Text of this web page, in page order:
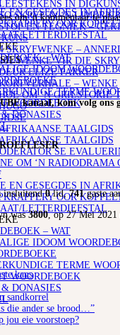
EN GESEGDES IN
OOR
LETTERDIEFSTAL
– WAT
IDOOM
TERME
WOORDEBOEK
DONASIES
IN
SKRYF JY ‘N
EN TEGNIEK –
SKRYFWENKE –
WENKE VIR DIE
ELIZE PARKER
– WENKE
OM ‘N GRILSTORIE
TAALGIDS
AFRIKAANSE TAALGIDS
SE
OM ‘N RADIODRAMA
EN GESEGDES IN
OOR
LETTERDIEFSTAL
– WAT
IDOOM
TERME
WOORDEBOEK
DONASIES
om 'n kommentaar te
kanaal, kom volg ons
insluitend0lid,741gaste
was3800, op 27 Mei 2021
kans
sandkorrel
die ander se brood…”
jou eie voorstoep?